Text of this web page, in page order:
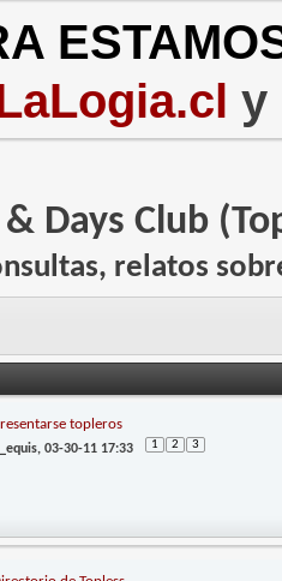
y
Days Club
relatos
topleros
, 03-30-11 17:33 1 2 3